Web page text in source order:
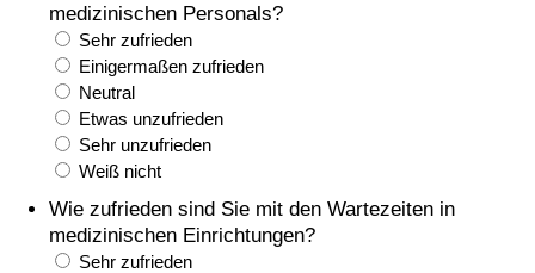
medizinischen Personals?
Sehr zufrieden
Einigermaßen zufrieden
Neutral
Etwas unzufrieden
Sehr unzufrieden
Weiß nicht
Wie zufrieden sind Sie mit den Wartezeiten in
medizinischen Einrichtungen?
Sehr zufrieden
Verkehrs-Index nach Land